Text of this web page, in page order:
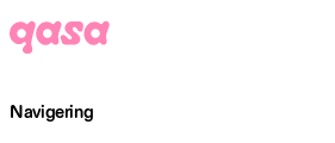
Navigering